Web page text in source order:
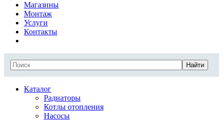
Магазины
Монтаж
Услуги
Контакты
Найти
Каталог
Радиаторы
Котлы отопления
Насосы